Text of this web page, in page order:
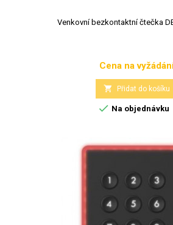
Venkovní bezkontaktní čtečka
Cena
Cena na
 Přidat do košíku
 Na objednávku